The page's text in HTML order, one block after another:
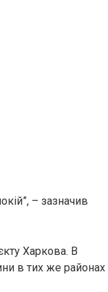
– зазначив
Харкова. В
в тих же районах